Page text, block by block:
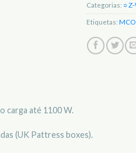
Categorias: ○
Etiquetas:
carga até 1100 W.
(UK Pattress boxes).